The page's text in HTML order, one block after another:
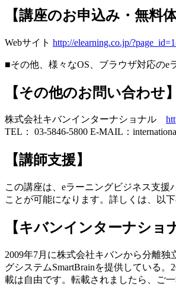
【講座のお申込み・無料
Webサイト http://elearning.co.jp/
■その他、様々なOS、ブラウザ対応の
【その他のお問い合わせ】
株式会社キバンインターナショナル
TEL： 03-5846-5800 E-MAIL：
【講師支援】
この講座は、eラーニングビジネス支
ことが可能になります。詳しくは、以
【キバンインターナショ
2009年7月に株式会社キバンから分離
グシステムSmartBrainを提供している
載は自由です。転載されましたら、ご